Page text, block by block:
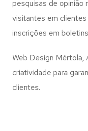
pesquisas de opinião
visitantes em
inscrições em
Web Design Mértola,
criatividade para
clientes.